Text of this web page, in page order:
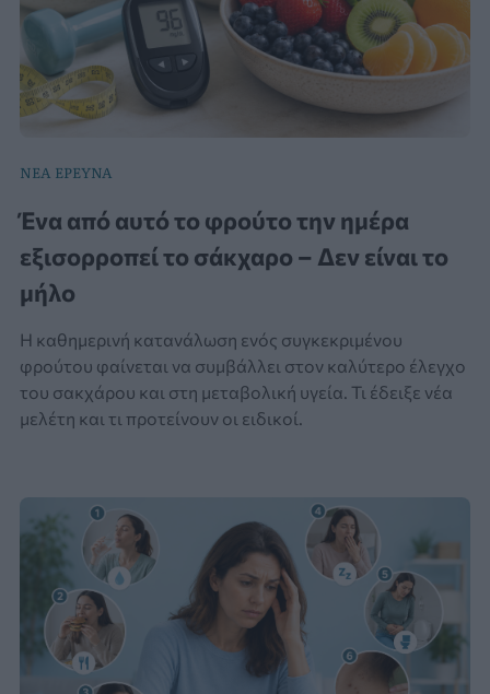
ΝΕΑ ΕΡΕΥΝΑ
Ένα από αυτό το φρούτο την ημέρα
εξισορροπεί το σάκχαρο – Δεν είναι το
μήλο
Η καθημερινή κατανάλωση ενός συγκεκριμένου
φρούτου φαίνεται να συμβάλλει στον καλύτερο έλεγχο
του σακχάρου και στη μεταβολική υγεία. Τι έδειξε νέα
μελέτη και τι προτείνουν οι ειδικοί.